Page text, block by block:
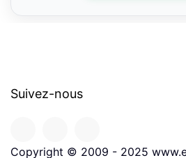
Suivez-nous
Copyright © 2009 - 2025